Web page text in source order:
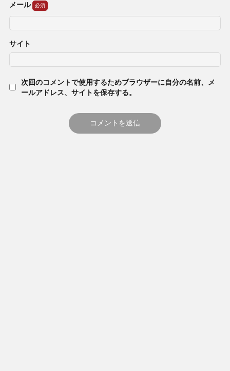
メール
サイト
次回のコメントで使用するためブラウザーに自分の名前、メ
ールアドレス、サイトを保存する。